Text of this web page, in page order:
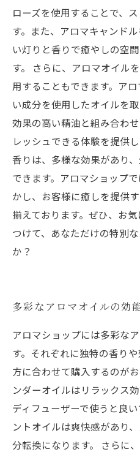
ローズを使用することで、
す。また、アロマキャンド
い灯りと香りで癒やしの空
す。 さらに、アロマオイル
用することもできます。ア
い成分を使用したオイルを
効果の高い精油と組み合わ
レッシュできる体験を提供
香りは、多様な効果があり
できます。アロマショップ
かし、お客様に癒しを提供
揃えております。ぜひ、お
つけて、あなただけの特別
か？
多彩なアロマオイルの効
アロマショップには多彩な
す。それぞれに独特の香り
方に合わせて購入するのが
ンダーオイルはリラックス
ディフューザーで使うと良
ントオイルは爽快感があり
分転換になります。 さらに